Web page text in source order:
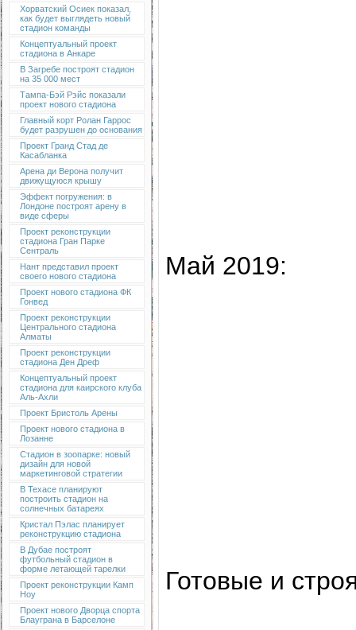
Хорватский Осиек показал,
как будет выглядеть новый
стадион команды
Концептуальный проект
стадиона в Анкаре
В Загребе построят стадион
на 35 000 мест
Тампа-Бэй Рэйс показали
проект нового стадиона
Главный корт Ролан Гаррос
будет разрушен до основания
Проект Гранд Стад де
Касабланка
Арена ди Верона получит
движущуюся крышу
Эффект погружения: в
Лондоне построят арену в
виде сферы
Проект реконструкции
стадиона Гран Парке
Сентраль
Нант представил проект
своего нового стадиона
Проект нового стадиона ФК
Гонвед
Проект реконструкции
Центрального стадиона
Алматы
Проект реконструкции
стадиона Ден Дреф
Концептуальный проект
стадиона для каирского клуба
Аль-Ахли
Проект Бристоль Арены
Проект нового стадиона в
Лозанне
Стадион в зоопарке: новый
дизайн для новой
маркетинговой стратегии
В Техасе планируют
построить стадион на
солнечных батареях
Кристал Пэлас планирует
реконструкцию стадиона
В Дубае построят
футбольный стадион в
форме летающей тарелки
Проект реконструкции Камп
Ноу
Проект нового Дворца спорта
Блауграна в Барселоне
Май 2019:
Готовые и